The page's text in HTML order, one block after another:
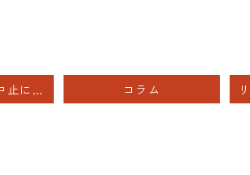
ピルの途中服用中止について コラム